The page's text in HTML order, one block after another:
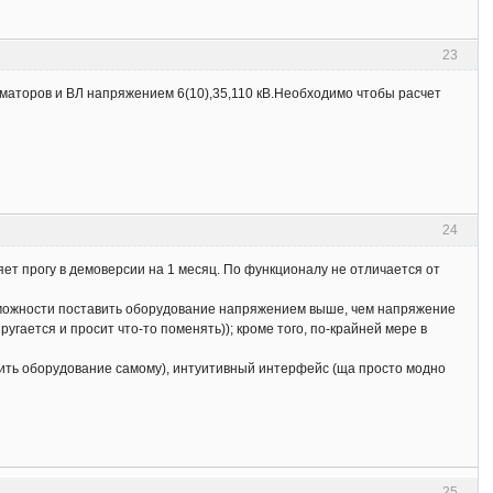
23
и ВЛ напряжением 6(10),35,110 кВ.Необходимо чтобы расчет
24
прогу в демоверсии на 1 месяц. По функционалу не отличается от
поставить оборудование напряжением выше, чем напряжение
и просит что-то поменять)); кроме того, по-крайней мере в
оборудование самому), интуитивный интерфейс (ща просто модно